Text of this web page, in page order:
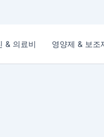
& 의료비 영양제 & 보조